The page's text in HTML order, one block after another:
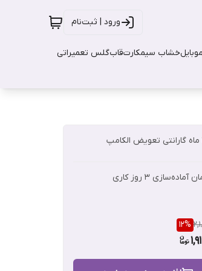
ورود | ثبت‌نام
خشاب سیمکارتقابگلس تعمیراتی
آماده‌سازی 3 روز کاری
12%